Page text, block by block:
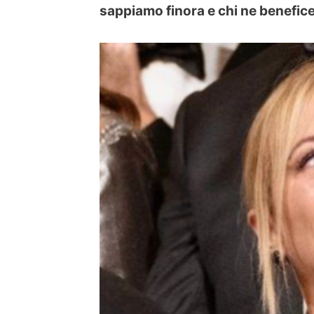
sappiamo finora e chi ne